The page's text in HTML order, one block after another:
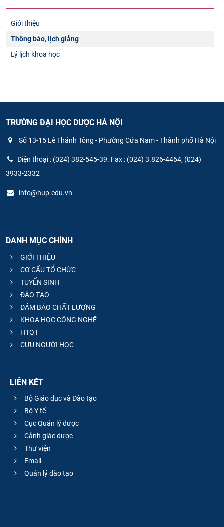
Giới thiệu
Thông báo, lịch giảng
Lý lịch khoa học
TRƯỜNG ĐẠI HỌC DƯỢC HÀ NỘI
Số 13-15 Lê Thánh Tông - Phường Cửa Nam - Thành phố Hà Nội
Điện thoại : (024) 382-545-39. Fax : (024) 3.826-4464, (024)
3933-2332
info@hup.edu.vn
DANH MỤC CHÍNH
GIỚI THIỆU
CƠ CẤU TỔ CHỨC
TUYỂN SINH
ĐÀO TẠO
ĐẢM BẢO CHẤT LƯỢNG
KHOA HỌC CÔNG NGHỆ
HTQT
CỰU NGƯỜI HỌC
LIÊN KẾT
Bộ Giáo dục và Đào tạo
Bộ Y tế
Cục Quản lý dược
Cảnh giác dược
Thư viện
Email
Quản lý đào tạo